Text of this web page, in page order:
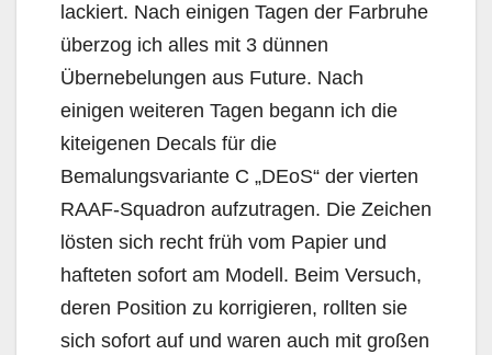
lackiert. Nach einigen Tagen der Farbruhe
überzog ich alles mit 3 dünnen
Übernebelungen aus Future. Nach
einigen weiteren Tagen begann ich die
kiteigenen Decals für die
Bemalungsvariante C „DEoS“ der vierten
RAAF-Squadron aufzutragen. Die Zeichen
lösten sich recht früh vom Papier und
hafteten sofort am Modell. Beim Versuch,
deren Position zu korrigieren, rollten sie
sich sofort auf und waren auch mit großen